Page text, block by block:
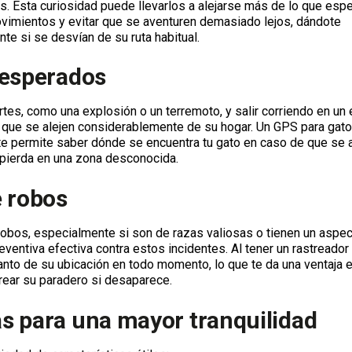
Esta curiosidad puede llevarlos a alejarse más de lo que
y evitar que se aventuren demasiado lejos, dándote
si se desvían de su ruta habitual.
como una explosión o un terremoto, y salir corriendo en un
se alejen considerablemente de su hogar. Un GPS para
permite saber dónde se encuentra tu gato en caso de que se
en una zona desconocida.
robos
especialmente si son de razas valiosas o tienen un
efectiva contra estos incidentes. Al tener un rastreador
de su ubicación en todo momento, lo que te da una ventaja
su paradero si desaparece.
para una mayor tranquilidad